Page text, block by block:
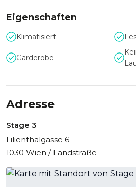
Eigenschaften
Klimatisiert
Garderobe
Adresse
Stage 3
Lilienthalgasse 6
1030 Wien / Landstraße